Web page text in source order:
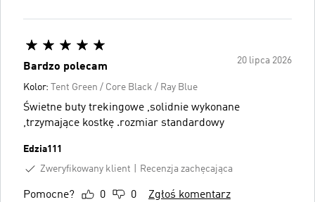
20 lipca 2026
Bardzo polecam
Kolor: Tent Green / Core Black / Ray Blue
Świetne buty trekingowe ,solidnie wykonane
,trzymające kostkę .rozmiar standardowy
Edzia111
Zweryfikowany klient
Recenzja zachęcająca
Pomocne? 0 0 Zgłoś komentarz